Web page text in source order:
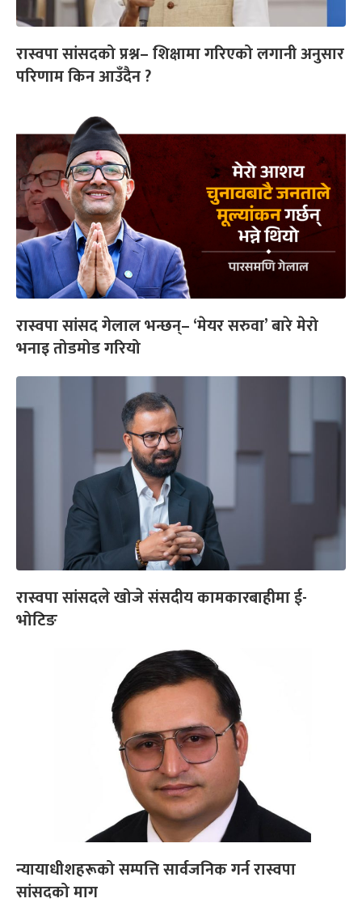
रास्वपा सांसदको प्रश्न– शिक्षामा गरिएको लगानी अनुसार
परिणाम किन आउँदैन ?
रास्वपा सांसद गेलाल भन्छन्– ‘मेयर सरुवा’ बारे मेरो
भनाइ तोडमोड गरियो
रास्वपा सांसदले खोजे संसदीय कामकारबाहीमा ई-
भोटिङ
न्यायाधीशहरूको सम्पत्ति सार्वजनिक गर्न रास्वपा
सांसदको माग